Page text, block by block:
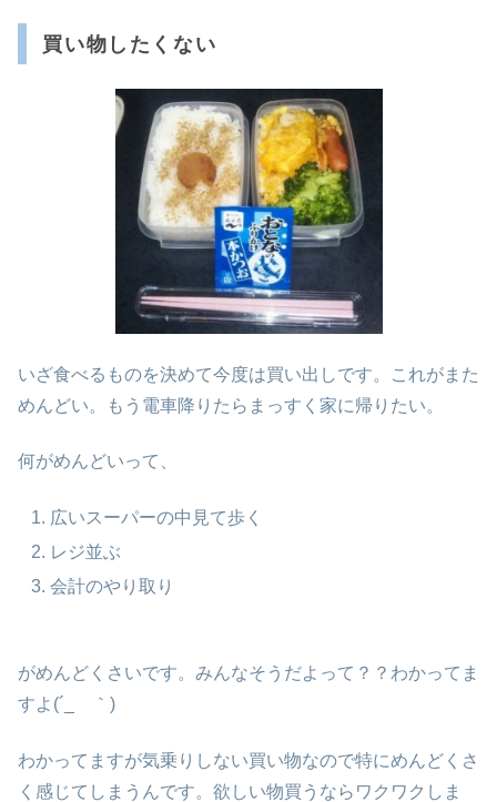
買い物したくない
いざ食べるものを決めて今度は買い出しです。これがまた
めんどい。もう電車降りたらまっすく家に帰りたい。
何がめんどいって、
広いスーパーの中見て歩く
レジ並ぶ
会計のやり取り
がめんどくさいです。みんなそうだよって？？わかってま
すよ(´_ゝ｀)
わかってますが気乗りしない買い物なので特にめんどくさ
く感じてしまうんです。欲しい物買うならワクワクしま